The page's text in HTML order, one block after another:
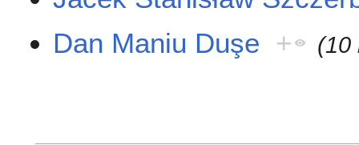
Dan Maniu Duşe + (10